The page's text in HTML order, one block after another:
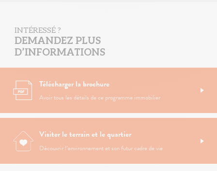
INTÉRESSÉ ?
DEMANDEZ PLUS
D’INFORMATIONS
Télécharger la brochure
Avoir tous les détails de ce programme immobilier
Visiter le terrain et le quartier
Découvrir l’environnement et son futur cadre de vie